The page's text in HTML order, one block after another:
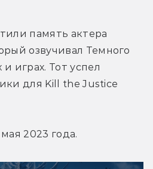
память актера
озвучивал Темного
играх. Тот успел
для Kill the Justice
2023 года.